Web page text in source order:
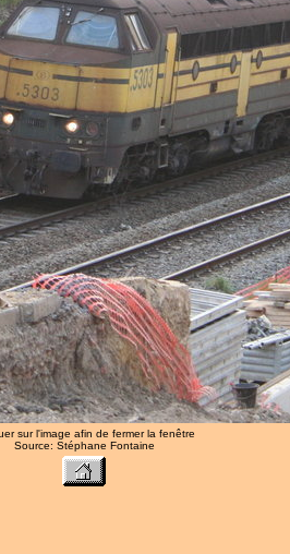
sur l'image afin de fermer la fenêtre
Source: Stéphane Fontaine